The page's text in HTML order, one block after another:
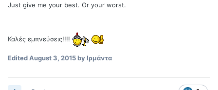
Just give me your best. Or your worst.
Καλές εμπνεύσεις!!!!
EditedAugust 3, 2015by Ιρμάντα